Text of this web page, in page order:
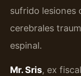
sufrido lesiones
cerebrales
espinal.
Mr. Sris, ex